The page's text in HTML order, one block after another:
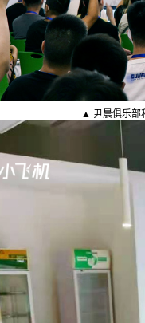
▲ 尹晨俱乐部